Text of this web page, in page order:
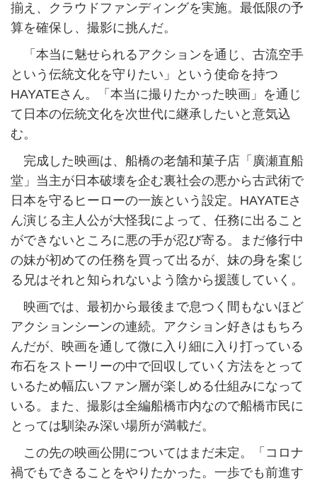
揃え、クラウドファンディングを実施。最低限の予
算を確保し、撮影に挑んだ。
「本当に魅せられるアクションを通じ、古流空手
という伝統文化を守りたい」という使命を持つ
HAYATEさん。「本当に撮りたかった映画」を通じ
て日本の伝統文化を次世代に継承したいと意気込
む。
完成した映画は、船橋の老舗和菓子店「廣瀬直船
堂」当主が日本破壊を企む裏社会の悪から古武術で
日本を守るヒーローの一族という設定。HAYATEさ
ん演じる主人公が大怪我によって、任務に出ること
ができないところに悪の手が忍び寄る。まだ修行中
の妹が初めての任務を買って出るが、妹の身を案じ
る兄はそれと知られないよう陰から援護していく。
映画では、最初から最後まで息つく間もないほど
アクションシーンの連続。アクション好きはもちろ
んだが、映画を通して微に入り細に入り打っている
布石をストーリーの中で回収していく方法をとって
いるため幅広いファン層が楽しめる仕組みになって
いる。また、撮影は全編船橋市内なので船橋市民に
とっては馴染み深い場所が満載だ。
この先の映画公開についてはまだ未定。「コロナ
禍でもできることをやりたかった。一歩でも前進す